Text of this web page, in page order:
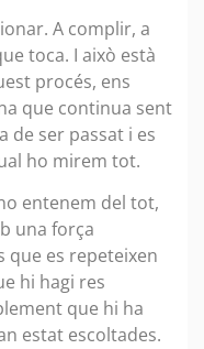
A complir, a
toca. I això està
procés, ens
que continua sent
de ser passat i es
ho mirem tot.
entenem del tot,
una força
es repeteixen
hi hagi res
que hi ha
estat escoltades.